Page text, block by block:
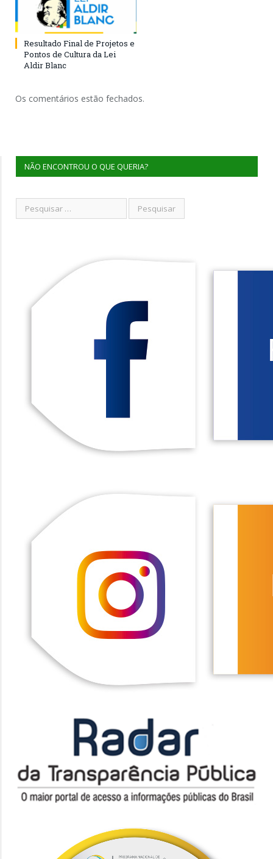
Resultado Final de Projetos e
Pontos de Cultura da Lei
Aldir Blanc
Os comentários estão fechados.
NÃO ENCONTROU O QUE QUERIA?